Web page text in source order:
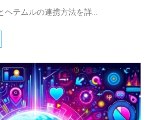
ヘテムルの連携方法を詳…